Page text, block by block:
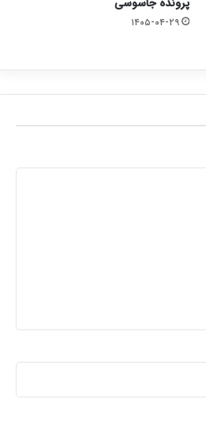
۱۴۰۵-۰۴-۲۹